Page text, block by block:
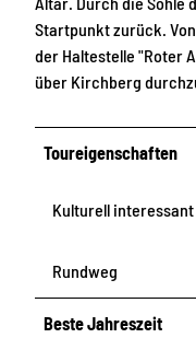
Startpunkt zurück.
der Haltestelle "Roter
über Kirchberg
Toureigenschaften
Kulturell interessant
Rundweg
Beste Jahreszeit